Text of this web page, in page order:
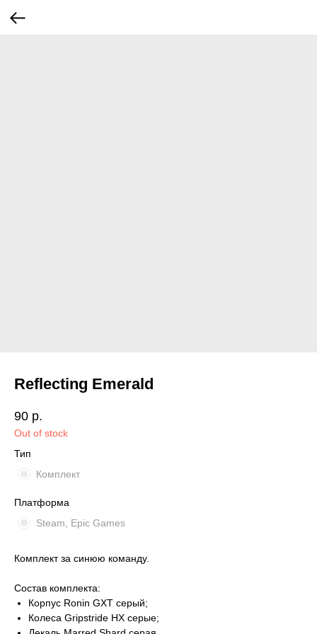
Reflecting Emerald
90 р.
Out of stock
Тип
Комплект
Платформа
Steam, Epic Games
Комплект за синюю команду.
Состав комплекта:
Корпус Ronin GXT серый;
Колеса Gripstride HX серые;